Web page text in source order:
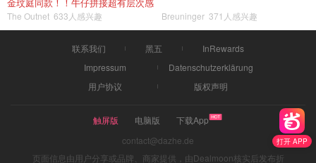
打开 APP
The Outnet 633人感兴趣 Breuninger 371人感兴趣
联系我们 黑五
InRewards
Impressum
Datenschutzerklärung
用户协议
版权声明
触屏版 电脑版
下载App
contact@dazhe.de
页面信息由用户分享或品牌、商家提供，由Dealmoon核实后发布折